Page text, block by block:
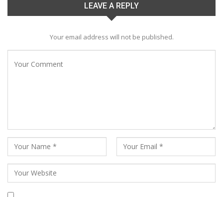
LEAVE A REPLY
Your email address will not be published.